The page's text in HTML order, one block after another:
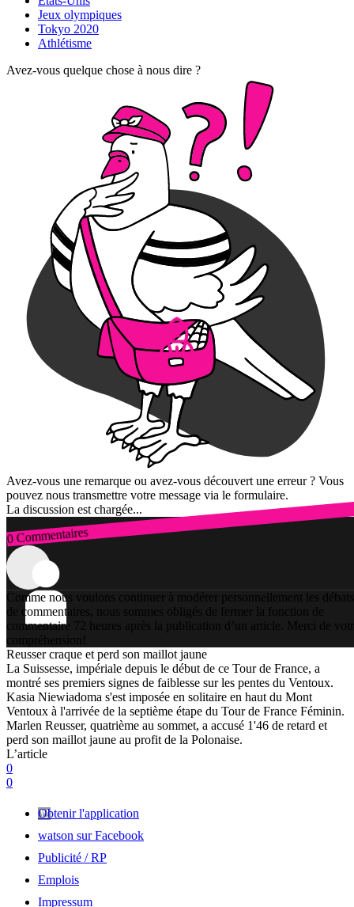
Jeux olympiques
Tokyo 2020
Athlétisme
Avez-vous quelque chose à nous dire ?
Avez-vous une remarque ou avez-vous découvert une erreur ? Vous
pouvez nous transmettre votre message via le formulaire.
La discussion est chargée...
0 Commentaires
Connexion
Comme nous voulons continuer à modérer personnellement les débats
de commentaires, nous sommes obligés de fermer la fonction de
commentaire 72 heures après la publication d’un article. Merci de
compréhension!
Reusser craque et perd son maillot jaune
La Suissesse, impériale depuis le début de ce Tour de France, a
montré ses premiers signes de faiblesse sur les pentes du Ventoux.
Kasia Niewiadoma s'est imposée en solitaire en haut du Mont
Ventoux à l'arrivée de la septième étape du Tour de France Féminin.
Marlen Reusser, quatrième au sommet, a accusé 1'46 de retard et
perd son maillot jaune au profit de la Polonaise.
L’article
0
0
Obtenir l'application
watson sur Facebook
Publicité / RP
Emplois
Impressum